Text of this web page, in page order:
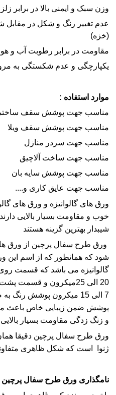
وزن سبک و ایمنی بالا در برابر
عدم تغییر رنگ و شکل در مقابل
(خزه)
مقاومت در برابر رطوبت آب و هوا
یکپارچگی و عدم شکستگی به
موارد استفاده :
مناسب جهت پوشش سقف
مناسب جهت پوشش سقف ویلا
مناسب جهت سردر منازل
مناسب جهت ساخت آلاچیق
مناسب جهت پوشش سایه بان
مناسب جهت عایق کاری و....
ورق های گالوانیزه و ورق های
خوب و مقاومت بسیار بالایی
شیبدار بهترین گزینه هستند
ورق طرح سفال پرچین از ورق
شود که همانطور که از اسم این
گالوانیزه می باشد که قسمت
20 الی 25میکرون و
7 الی 15 میکرون پوشش
پوشش ضمن زیبایی خاص باعث
و زنگ زدگی مقاومت بسیار
ورق طرح سفال پرچین دقیقا
ژنوا است که شکل ظاهری
نامگذاری ورق طرح سفال پرچین